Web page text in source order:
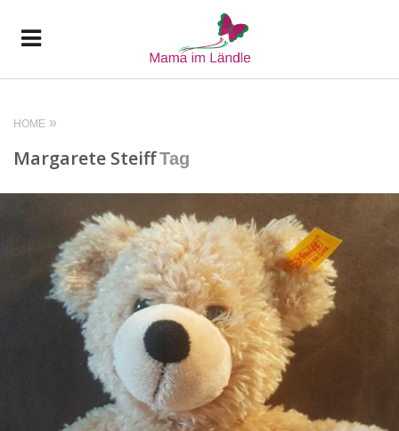
HOME
Margarete SteiffTag
READ MORE